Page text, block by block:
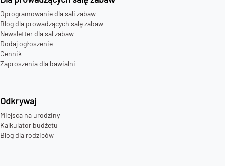
Oprogramowanie dla sali zabaw
Blog dla prowadzących salę zabaw
Newsletter dla sal zabaw
Dodaj ogłoszenie
Cennik
Zaproszenia dla bawialni
Odkrywaj
Miejsca na urodziny
Kalkulator budżetu
Blog dla rodziców